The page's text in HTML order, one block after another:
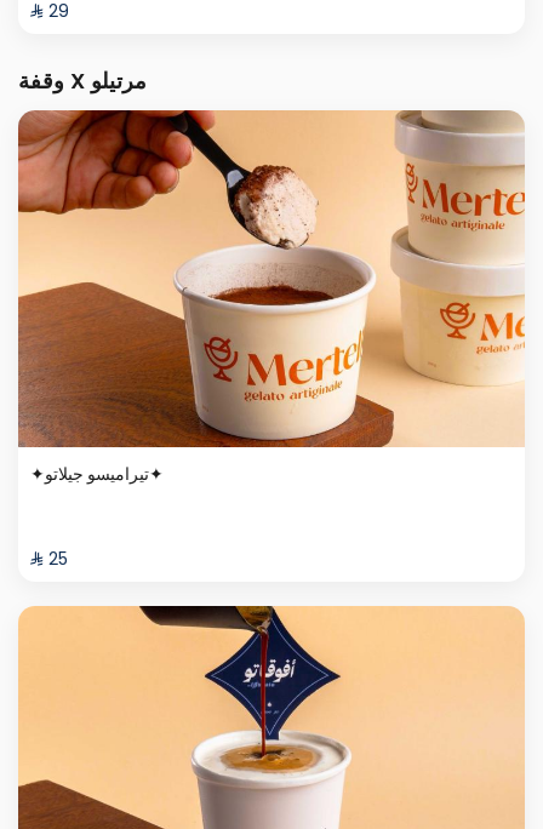
⁨⁦‪‬ 29⁩
وقفة X مرتيلو
✦تيراميسو جيلاتو✦
⁨⁦‪‬ 25⁩